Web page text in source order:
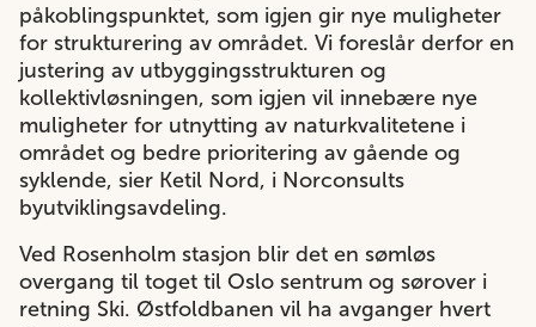
påkoblingspunktet, som igjen gir nye muligheter
for strukturering av området. Vi foreslår derfor en
justering av utbyggingsstrukturen og
kollektivløsningen, som igjen vil innebære nye
muligheter for utnytting av naturkvalitetene i
området og bedre prioritering av gående og
syklende, sier Ketil Nord, i Norconsults
byutviklingsavdeling.
Ved Rosenholm stasjon blir det en sømløs
overgang til toget til Oslo sentrum og sørover i
retning Ski. Østfoldbanen vil ha avganger hvert